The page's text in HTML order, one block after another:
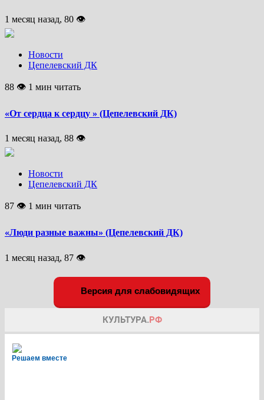
1 месяц назад, 80 👁
Новости
Цепелевский ДК
88 👁 1 мин читать
«От сердца к сердцу » (Цепелевский ДК)
1 месяц назад, 88 👁
Новости
Цепелевский ДК
87 👁 1 мин читать
«Люди разные важны» (Цепелевский ДК)
1 месяц назад, 87 👁
Версия для слабовидящих
Решаем вместе